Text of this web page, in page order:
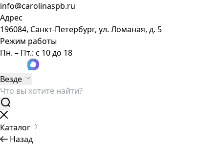
info@carolinaspb.ru
Адрес
196084, Санкт-Петербург, ул. Ломаная, д. 5
Режим работы
Пн. – Пт.: с 10 до 18
Везде
Каталог
Назад